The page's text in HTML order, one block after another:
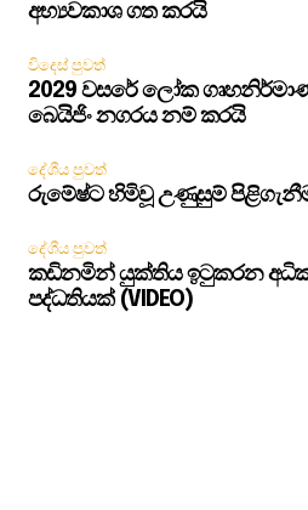
අභ්‍යවකාශ ගත කරයි
විදෙස් පුවත්
2029 වසරේ ලෝක
බෙයිජිං නගරය නම් කරයි
දේශීය පුවත්
රුමේෂ්ට හිමිවූ උණුසුම් පිළිගැනීම
දේශීය පුවත්
කඩිනමින් යුක්තිය ඉටුකරන
පද්ධතියක් (VIDEO)